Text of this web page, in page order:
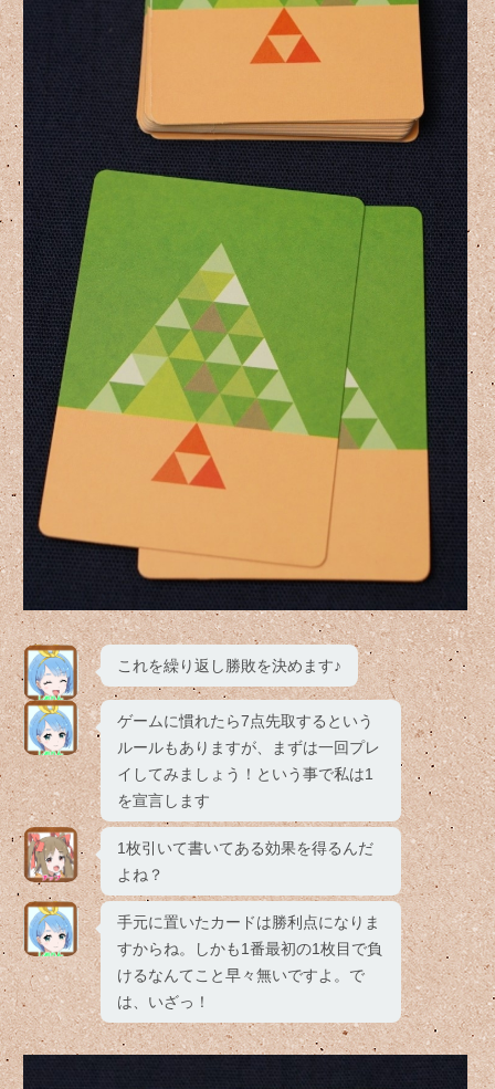
これを繰り返し勝敗を決めます♪
ゲームに慣れたら7点先取するという
ルールもありますが、まずは一回プレ
イしてみましょう！という事で私は1
を宣言します
1枚引いて書いてある効果を得るんだ
よね？
手元に置いたカードは勝利点になりま
すからね。しかも1番最初の1枚目で負
けるなんてこと早々無いですよ。で
は、いざっ！